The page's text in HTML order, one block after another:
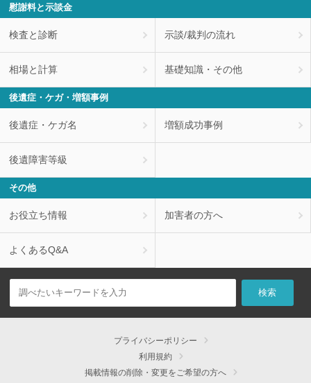
慰謝料と示談金
検査と診断 示談/裁判の流れ
相場と計算 基礎知識・その他
後遺症・ケガ・増額事例
後遺症・ケガ名 増額成功事例
後遺障害等級
その他
お役立ち情報 加害者の方へ
よくあるQ&A
プライバシーポリシー
利用規約
掲載情報の削除・変更をご希望の方へ